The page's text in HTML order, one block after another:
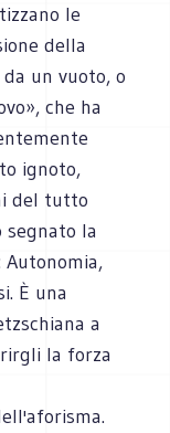
le
della
un vuoto, o
che ha
ignoto,
del tutto
segnato la
È una
a
la forza